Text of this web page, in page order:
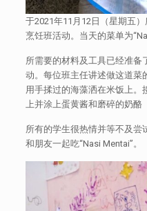
于2021年11月12日（星期五
烹饪班活动。当天的菜单为
所需要的材料及工具已经准备
动。每位班主任讲述做这道菜
用手揉过的海藻洒在米饭上。
上并涂上蛋黄酱和磨碎的奶酪
所有的学生很热情并等不及尝
和朋友一起吃“Nasi Mentai”。